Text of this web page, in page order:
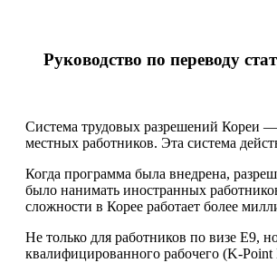
Руководство по переводу
Система трудовых разрешений Кореи
местных работников. Эта система
Когда программа была внедрена,
было нанимать иностранных
сложности в Корее работает более
Не только для работников по визе E9,
квалифицированного рабочего (K-